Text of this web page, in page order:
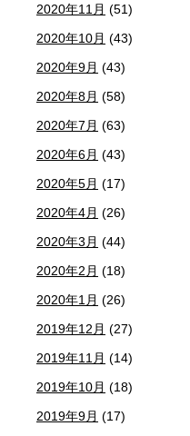
2020年11月 (51)
2020年10月 (43)
2020年9月 (43)
2020年8月 (58)
2020年7月 (63)
2020年6月 (43)
2020年5月 (17)
2020年4月 (26)
2020年3月 (44)
2020年2月 (18)
2020年1月 (26)
2019年12月 (27)
2019年11月 (14)
2019年10月 (18)
2019年9月 (17)